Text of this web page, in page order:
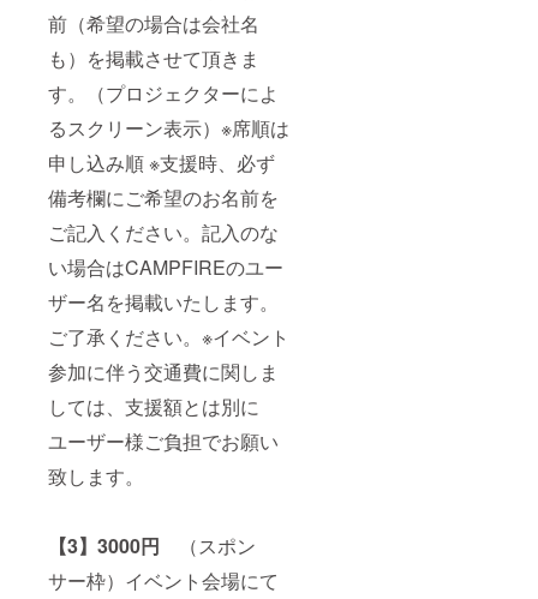
前（希望の場合は会社名
も）を掲載させて頂きま
す。（プロジェクターによ
るスクリーン表示）※席順は
申し込み順 ※支援時、必ず
備考欄にご希望のお名前を
ご記入ください。記入のな
い場合はCAMPFIREのユー
ザー名を掲載いたします。
ご了承ください。※イベント
参加に伴う交通費に関しま
しては、支援額とは別に
ユーザー様ご負担でお願い
致します。
【3】3000円 （スポン
サー枠）イベント会場にて